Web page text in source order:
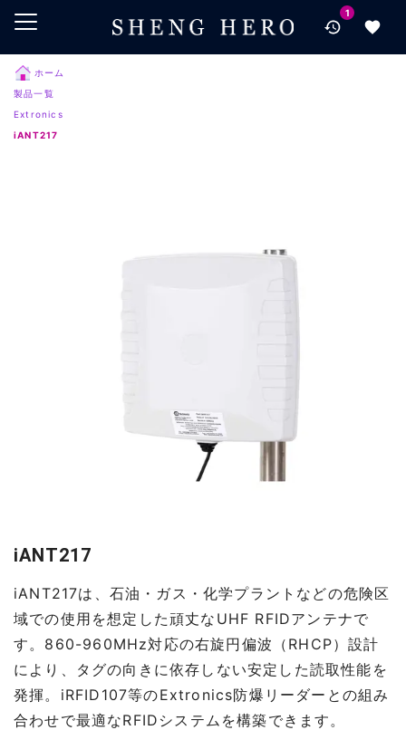
メインコンテンツにスキップ
検索にスキップ
フッターにスキップ
1
ホーム
製品一覧
Extronics
iANT217
iANT217
iANT217は、石油・ガス・化学プラントなどの危険区
域での使用を想定した頑丈なUHF RFIDアンテナで
す。860-960MHz対応の右旋円偏波（RHCP）設計
により、タグの向きに依存しない安定した読取性能を
発揮。iRFID107等のExtronics防爆リーダーとの組み
合わせで最適なRFIDシステムを構築できます。